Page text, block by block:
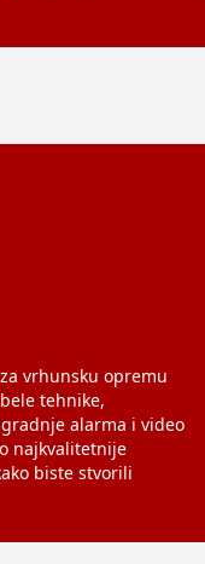
vrhunsku opremu
tehnike,
alarma i video
najkvalitetnije
biste stvorili